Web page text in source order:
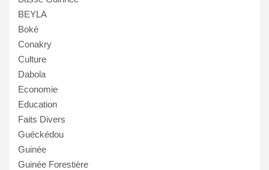
BEYLA
Boké
Conakry
Culture
Dabola
Economie
Education
Faits Divers
Guéckédou
Guinée
Guinée Forestière